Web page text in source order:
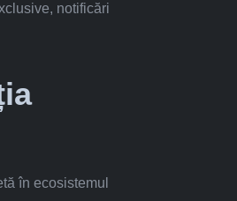
notificări
în ecosistemul